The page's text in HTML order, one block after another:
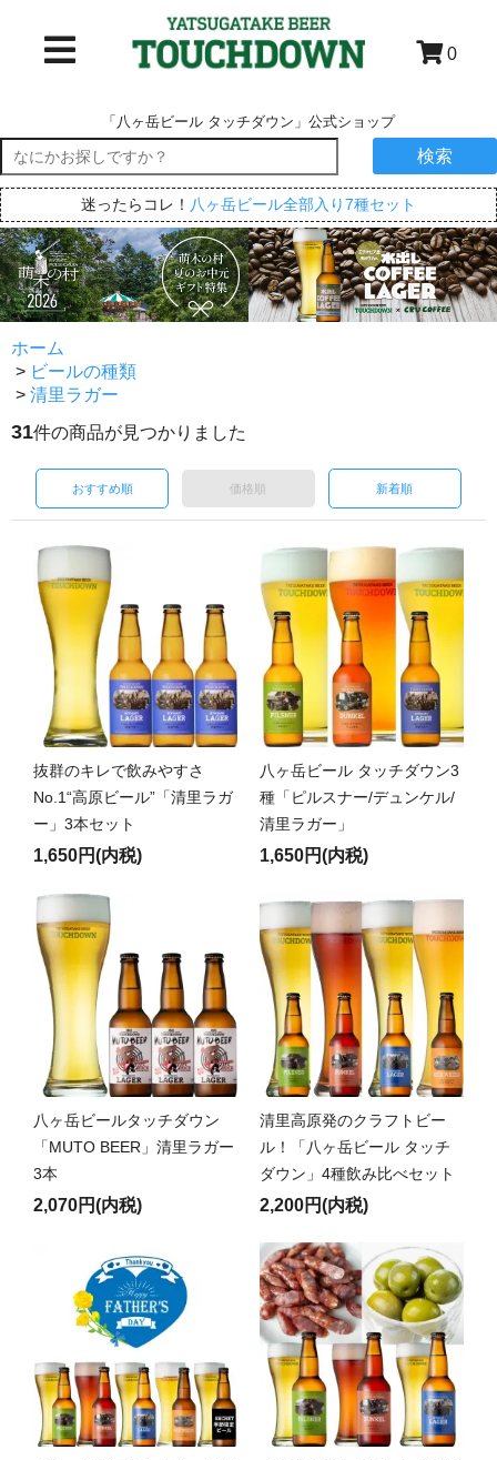
0
「八ヶ岳ビール タッチダウン」公式ショップ
検索
迷ったらコレ！ 八ヶ岳ビール全部入り7種セット
ホーム
> ビールの種類
> 清里ラガー
31件の商品が見つかりました
おすすめ順 価格順 新着順
抜群のキレで飲みやすさ
No.1“高原ビール”「清里ラガ
ー」3本セット
1,650円(内税)
八ヶ岳ビール タッチダウン3
種「ピルスナー/デュンケル/
清里ラガー」
1,650円(内税)
八ヶ岳ビールタッチダウン
「MUTO BEER」清里ラガー
3本
2,070円(内税)
清里高原発のクラフトビー
ル！「八ヶ岳ビール タッチ
ダウン」4種飲み比べセット
2,200円(内税)